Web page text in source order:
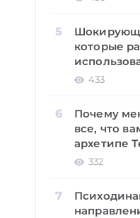
которые
433
Почему
все, что
архетипе
332